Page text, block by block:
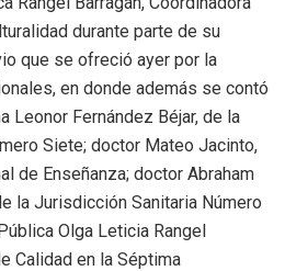
durante parte de su
que se ofreció ayer por la
en donde además se contó
Leonor Fernández Béjar, de la
Siete; doctor Mateo Jacinto,
de Enseñanza; doctor Abraham
la Jurisdicción Sanitaria Número
Olga Leticia Rangel
Calidad en la Séptima